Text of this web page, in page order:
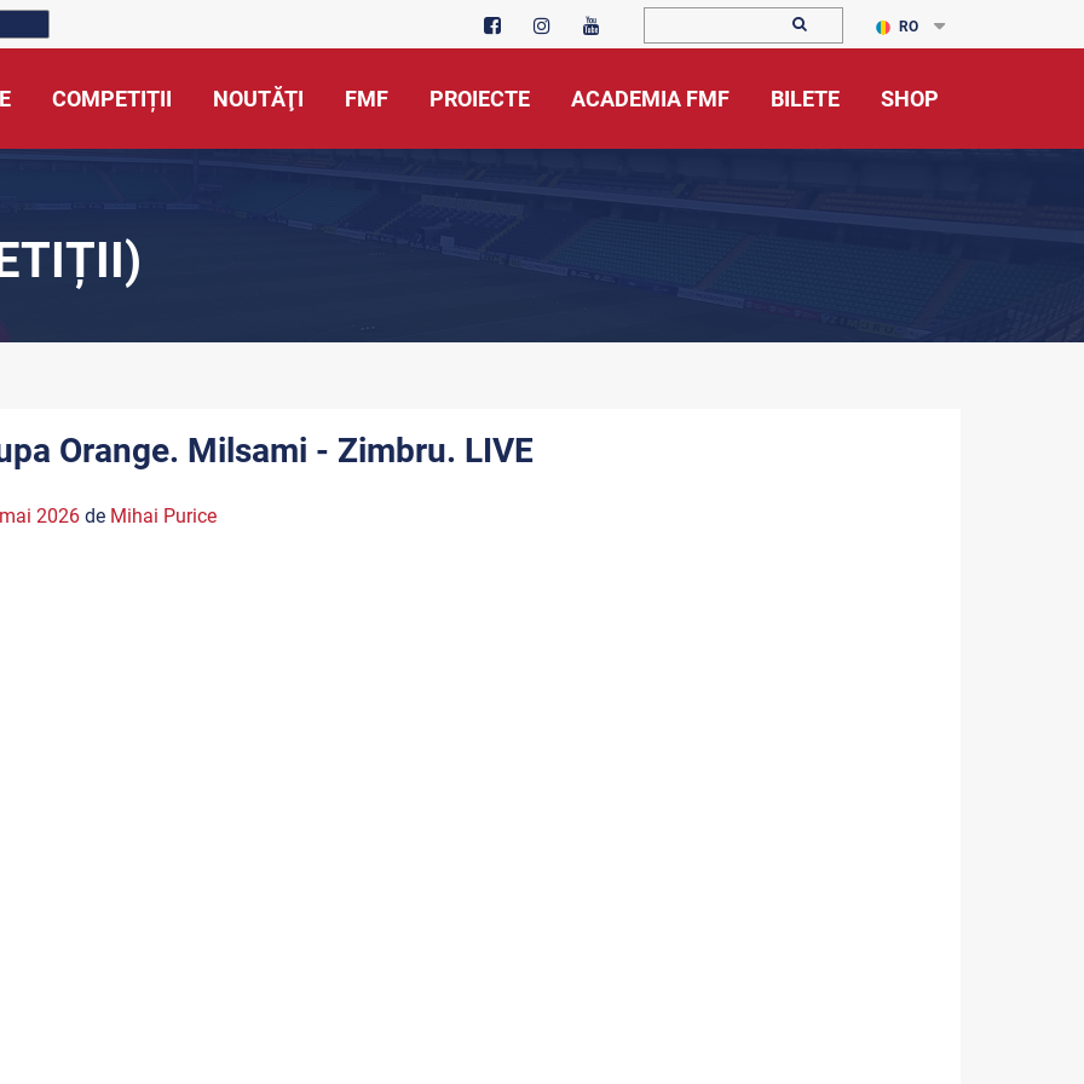
RO
COMPETIȚII NOUTĂŢI FMF PROIECTE ACADEMIA FMF BILETE SHOP
Orange. Milsami - Zimbru. LIVE
2026de Mihai Purice